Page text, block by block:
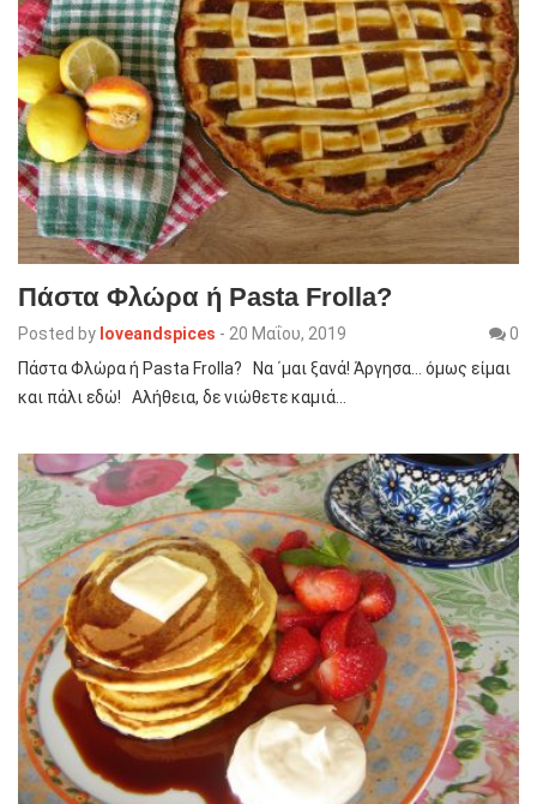
Πάστα Φλώρα ή Pasta Frolla?
Posted by loveandspices - 20 Μαΐου, 2019
0
Πάστα Φλώρα ή Pasta Frolla? Να ΄μαι ξανά! Άργησα… όμως είμαι
και πάλι εδώ! Αλήθεια, δε νιώθετε καμιά…